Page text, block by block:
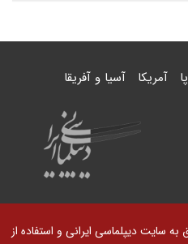
آمریکا آسیا و آفریقا
سایت دیپلماسی ایرانی و استفاده از